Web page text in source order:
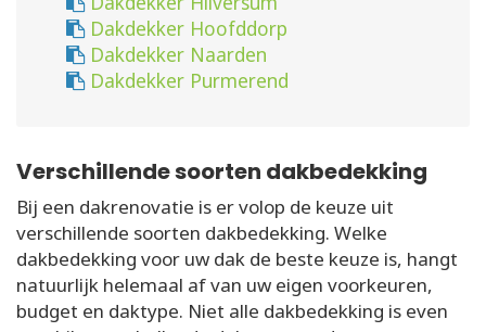
Dakdekker Hoofddorp
Dakdekker Naarden
Dakdekker Purmerend
Verschillende soorten dakbedekking
Bij een dakrenovatie is er volop de keuze uit
verschillende soorten dakbedekking. Welke
dakbedekking voor uw dak de beste keuze is, hangt
natuurlijk helemaal af van uw eigen voorkeuren,
budget en daktype. Niet alle dakbedekking is even